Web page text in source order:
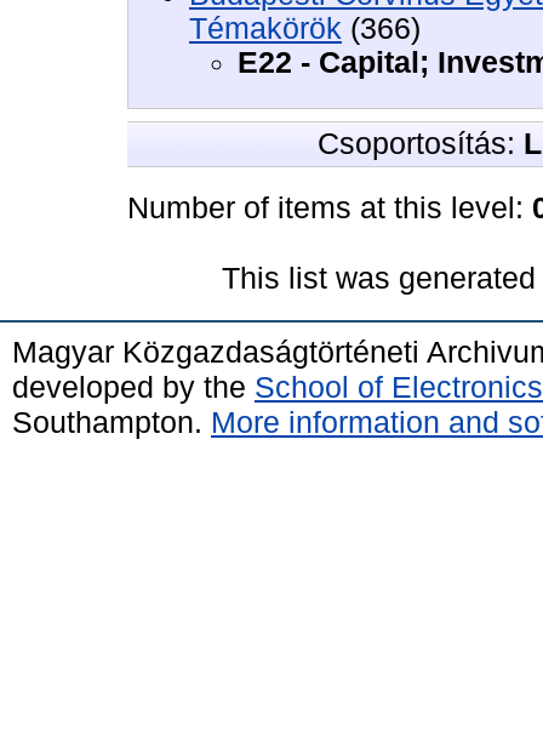
Témakörök (366)
E22 - Capital;
Csoportosítás:
Number of items at this level:
This list was
Magyar Közgazdaságtörténeti
developed by the School of
Southampton. More information and